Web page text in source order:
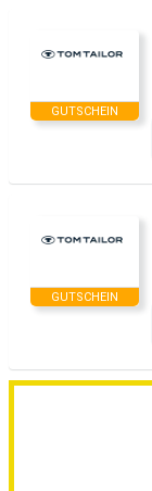
GUTSCHEIN
GUTSCHEIN